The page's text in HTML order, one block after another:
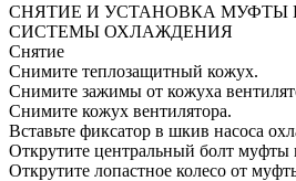
СНЯТИЕ И УСТАНОВКА МУФТЫ
СИСТЕМЫ ОХЛАЖДЕНИЯ
Снятие
Снимите теплозащитный кожух.
Снимите зажимы от кожуха
Снимите кожух вентилятора.
Вставьте фиксатор в шкив насоса
Открутите центральный болт муфты
Открутите лопастное колесо от